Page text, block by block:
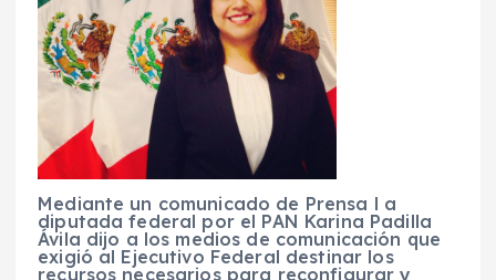
Mediante un comunicado de Prensa l a
diputada federal por el PAN Karina Padilla
Ávila dijo a los medios de comunicación que
exigió al Ejecutivo Federal destinar los
recursos necesarios para reconfigurar y